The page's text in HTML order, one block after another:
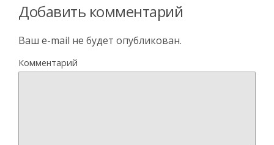
Добавить комментарий
Ваш e-mail не будет опубликован.
Комментарий